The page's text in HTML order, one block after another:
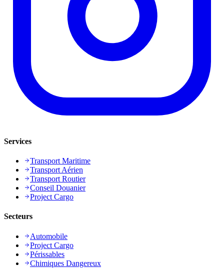
Services
Transport Maritime
Transport Aérien
Transport Routier
Conseil Douanier
Project Cargo
Secteurs
Automobile
Project Cargo
Périssables
Chimiques Dangereux